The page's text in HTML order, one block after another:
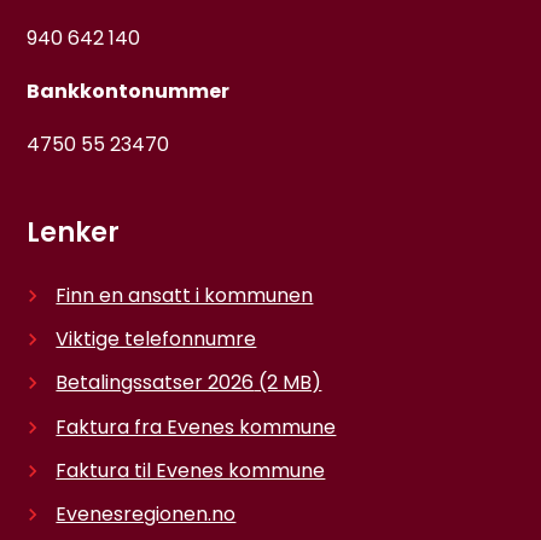
940 642 140
Bankkontonummer
4750 55 23470
Lenker
Finn en ansatt i kommunen
Viktige telefonnumre
Betalingssatser 2026 (2 MB)
Faktura fra Evenes kommune
Faktura til Evenes kommune
Evenesregionen.no